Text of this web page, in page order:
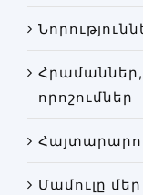
որոշումներ
Մամուլը